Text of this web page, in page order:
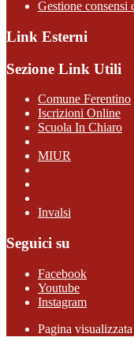
Gestione consensi
Link Esterni
Sezione Link Utili
Comune Ferentino
Iscrizioni Online
Scuola In Chiaro
MIUR
Invalsi
Seguici su
Facebook
Youtube
Instagram
Pagina